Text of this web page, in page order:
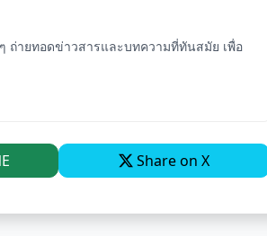
ถ่ายทอดข่าวสารและบทความที่ทันสมัย เพื่อ
Share on X